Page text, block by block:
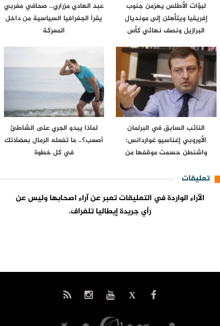
لبؤات الأطلس يهزمن جنوب
إفريقيا ويتأهلن إلى مونديال
البرازيل ونصف نهائي كأس
عبد الهادي مزراري.. صحافي مغربي
يقرأ الجغرافيا السياسية من داخل
المعركة
النائب السابق في البرلمان
الأوروبي إغناسيو غواردانس:
واشنطن حسمت موقفها من
لماذا يبدو الجري على الشاطئ
أصعب؟.. ما تفعله الرمال بعضلاتك
في كل خطوة
تعليقات
الآراء الواردة في التعليقات تعبر عن آراء اصحابها وليس عن
رأي جريدة إيطاليا تلغراف.